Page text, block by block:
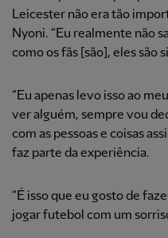
Leicester não era tão
Nyoni. “Eu realmente não
como os fãs [são], eles são
“Eu apenas levo isso ao
ver alguém, sempre vou
com as pessoas e coisas
faz parte da experiência.
“É isso que eu gosto de
jogar futebol com um